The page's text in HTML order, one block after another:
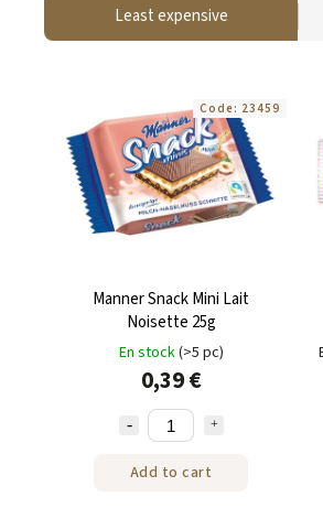
Least expensive
Manner Snack Mini Lait
Noisette 25g
En stock(>5 pc)
0,39 €
Add to cart
Code: 23459